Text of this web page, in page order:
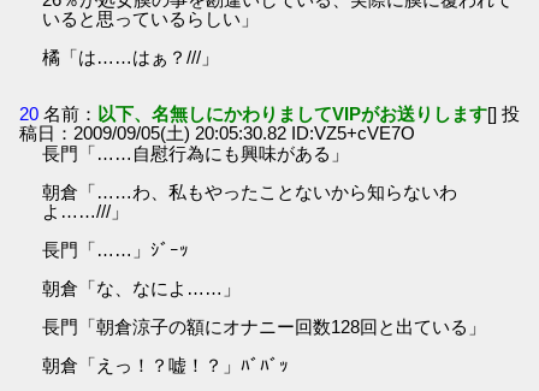
いると思っているらしい」
橘「は……はぁ？///」
20 名前： 以下、名無しにかわりましてVIPがお送りします[] 投
稿日：2009/09/05(土) 20:05:30.82 ID:VZ5+cVE7O
長門「……自慰行為にも興味がある」
朝倉「……わ、私もやったことないから知らないわ
よ……///」
長門「……」ｼﾞｰｯ
朝倉「な、なによ……」
長門「朝倉涼子の額にオナニー回数128回と出ている」
朝倉「えっ！？嘘！？」ﾊﾞﾊﾞｯ